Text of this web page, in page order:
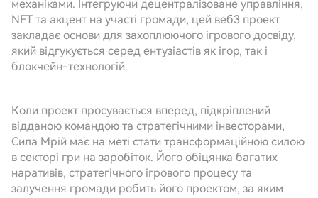
механіками. Інтегруючи децентралізоване управління,
NFT та акцент на участі громади, цей веб3 проект
закладає основи для захоплюючого ігрового досвіду,
який відгукується серед ентузіастів як ігор, так і
блокчейн-технологій.
Коли проект просувається вперед, підкріплений
відданою командою та стратегічними інвесторами,
Сила Мрій має на меті стати трансформаційною силою
в секторі гри на заробіток. Його обіцянка багатих
наративів, стратегічного ігрового процесу та
залучення громади робить його проектом, за яким